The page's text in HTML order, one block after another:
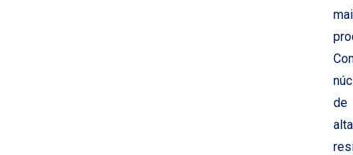
de
alta